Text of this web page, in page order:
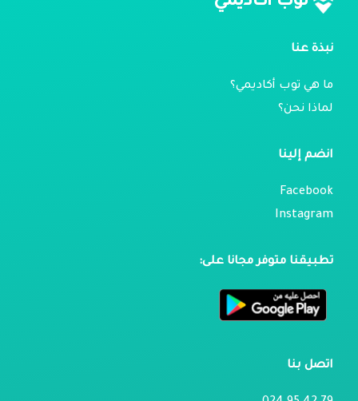
نبذة عنا
ما هي توب أكاديمي؟
لماذا نحن؟
انضم إلينا
Facebook
Instagram
تطبيقنا متوفر مجانا على:
اتصل بنا